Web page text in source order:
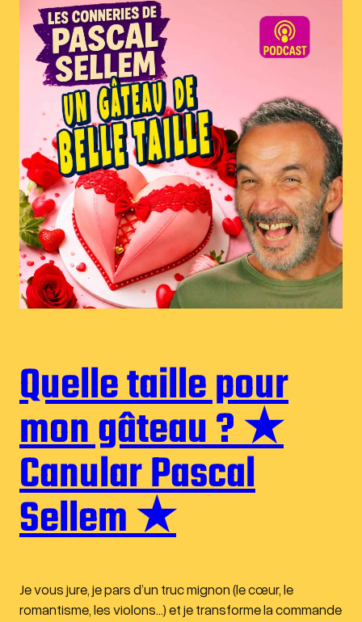
Quelle taille pour
mon gâteau ? ★
Canular Pascal
Sellem ★
Je vous jure, je pars d’un truc mignon (le cœur, le
romantisme, les violons…) et je transforme la commande